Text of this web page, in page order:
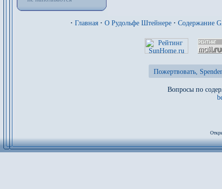
· Главная · О Рудольфе Штейнере · Содержание
Пожертвовать,
Вопросы по